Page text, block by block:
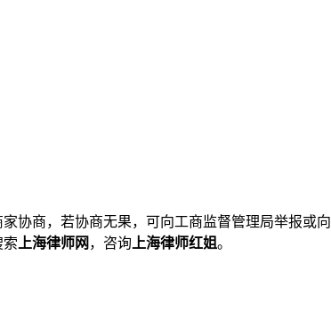
协商，若协商无果，可向工商监督管理局举报或
索 上海律师网 ，咨询 上海律师红姐。